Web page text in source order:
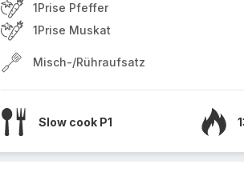
1Prise Pfeffer
1Prise Muskat
Misch-/Rühraufsatz
Slow cook P1